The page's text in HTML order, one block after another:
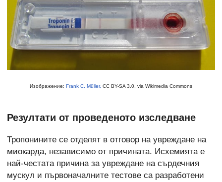
Изображение: Frank C. Müller, CC BY-SA 3.0, via Wikimedia Commons
Резултати от проведеното изследване
Тропонините се отделят в отговор на увреждане на
миокарда, независимо от причината. Исхемията е
най-честата причина за увреждане на сърдечния
мускул и първоначалните тестове са разработени